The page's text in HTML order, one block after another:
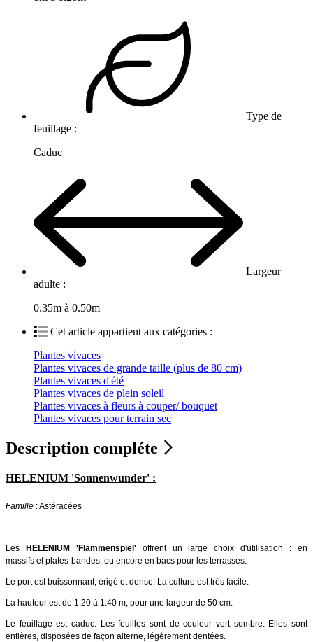
Type de
feuillage :
Caduc
Largeur
adulte :
0.35m à 0.50m
Cet article appartient aux catégories :
Plantes vivaces
Plantes vivaces de grande taille (plus de 80 cm)
Plantes vivaces d'été
Plantes vivaces de plein soleil
Plantes vivaces à fleurs à couper/ bouquet
Plantes vivaces pour terrain sec
Description compléte
HELENIUM 'Sonnenwunder' :
Famille : Astéracées
Les HELENIUM 'Flammenspiel'
offrent un large choix d'utilisation : en
massifs et plates-bandes, ou encore en bacs pour les terrasses.
Le port est buissonnant, érigé et dense. La culture est très facile.
La hauteur est de 1.20 à 1.40 m, pour une largeur de 50 cm.
Le feuillage est caduc. Les feuilles sont de couleur vert sombre. Elles sont
entières, disposées de façon alterne, légèrement dentées.